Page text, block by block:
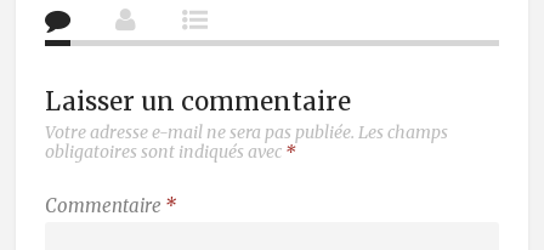
Laisser un commentaire
Votre adresse e-mail ne sera pas publiée. Les champs
obligatoires sont indiqués avec *
Commentaire *